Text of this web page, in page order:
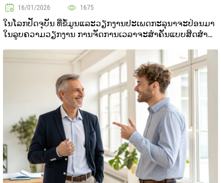
16/01/2026 1675
ໃນໂລກປັດຈຸບັນ ທີ່ຂໍ້ມູນແລະວຽກງານປະເພດກະລຸນາຈະປ່ອນມາ
ໃນລູບຄວາມວຽກງານ ການຈັດການເວລາຈະສຳຄັນແບບສິດສໍາ
ຄວາມຜະລິດສໍາລັບບຸກຄົນ ແລະປັບປຸງຜົນງານຂອງທີມ. ໃນບົດບັນ